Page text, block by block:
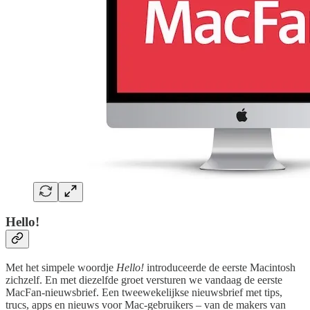
Hello!
Met het simpele woordje Hello! introduceerde de eerste Macintosh
zichzelf. En met diezelfde groet versturen we vandaag de eerste
MacFan-nieuwsbrief. Een tweewekelijkse nieuwsbrief met tips,
trucs, apps en nieuws voor Mac-gebruikers – van de makers van